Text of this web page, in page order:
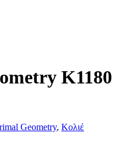
K1180
Geometry, Κολιέ